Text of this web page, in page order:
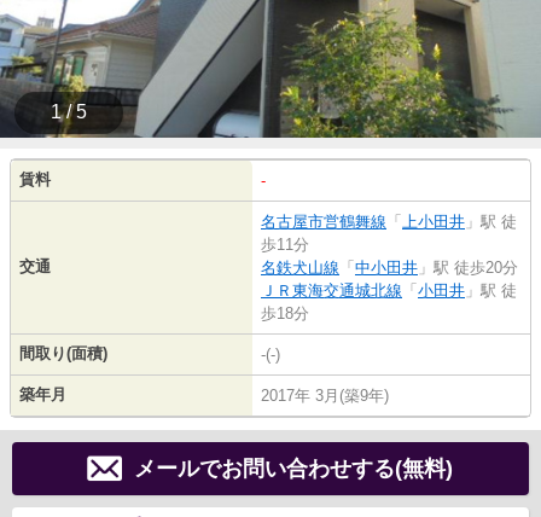
1 / 5
賃料 -
交通
名古屋市営鶴舞線 「 上小田井 」駅 徒
歩11分
名鉄犬山線 「 中小田井 」駅 徒歩20分
ＪＲ東海交通城北線 「 小田井 」駅 徒
歩18分
間取り(面積) -(-)
築年月 2017年 3月(築9年)
メールでお問い合わせする(無料)